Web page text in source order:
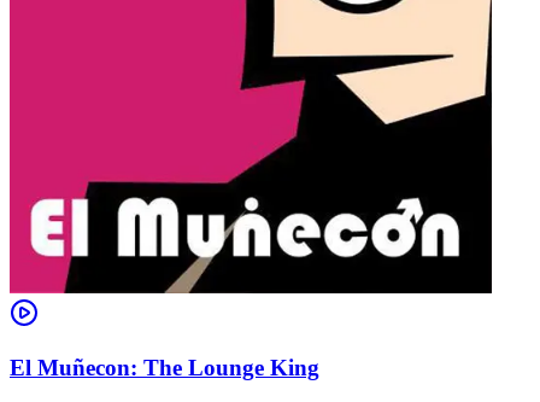
El Muñecon: The Lounge King